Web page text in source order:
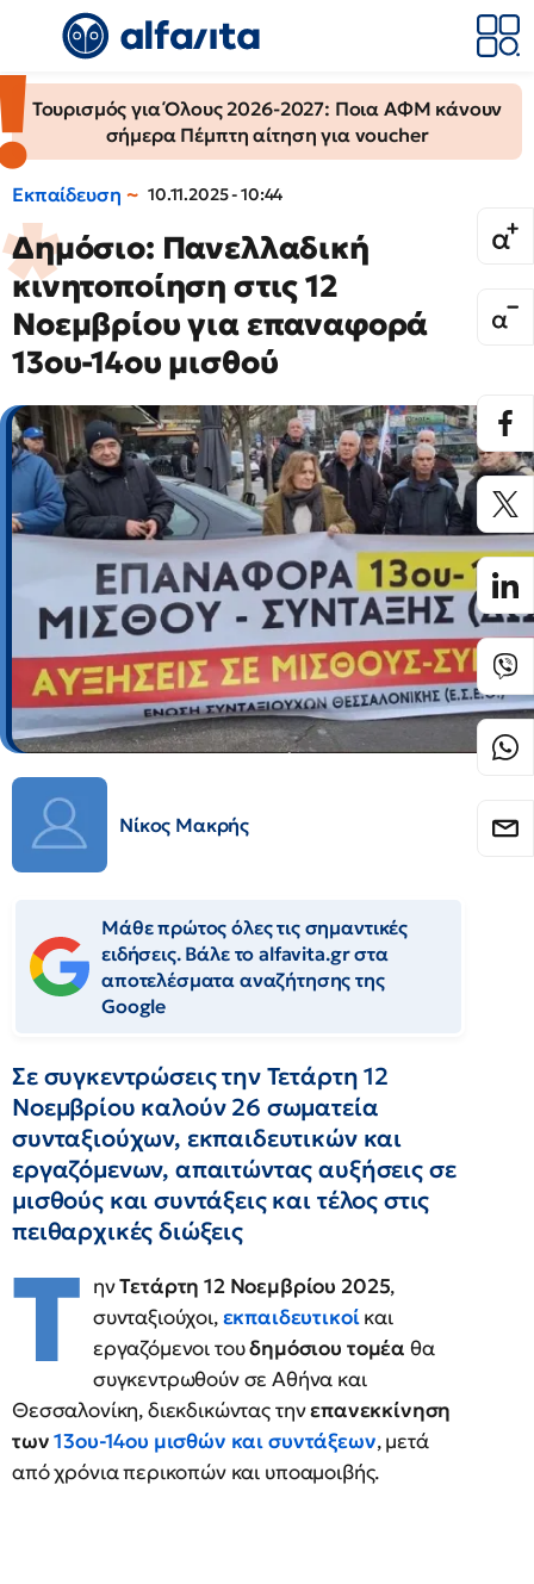
Τουρισμός για Όλους 2026-2027: Ποια ΑΦΜ κάνουν
σήμερα Πέμπτη αίτηση για voucher
Εκπαίδευση 10.11.2025 - 10:44
Δημόσιο: Πανελλαδική
κινητοποίηση στις 12
Νοεμβρίου για επαναφορά
13ου-14ου μισθού
Νίκος Μακρής
Μάθε πρώτος όλες τις σημαντικές
ειδήσεις. Βάλε το alfavita.gr στα
αποτελέσματα αναζήτησης της
Google
Σε συγκεντρώσεις την Τετάρτη 12
Νοεμβρίου καλούν 26 σωματεία
συνταξιούχων, εκπαιδευτικών και
εργαζόμενων, απαιτώντας αυξήσεις σε
μισθούς και συντάξεις και τέλος στις
πειθαρχικές διώξεις
Τ ηνΤετάρτη 12 Νοεμβρίου 2025,
συνταξιούχοι,εκπαιδευτικοίκαι
εργαζόμενοι τουδημόσιου τομέα θα
συγκεντρωθούν σε Αθήνα και
Θεσσαλονίκη, διεκδικώντας τηνεπανεκκίνηση
των13ου-14ου μισθών και συντάξεων, μετά
από χρόνια περικοπών και υποαμοιβής.